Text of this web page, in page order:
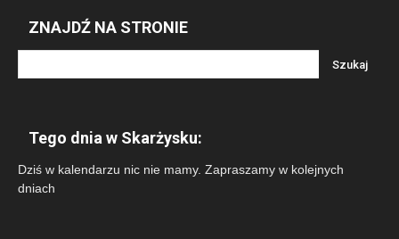
ZNAJDŹ NA STRONIE
Tego dnia w Skarżysku:
Dziś w kalendarzu nic nie mamy. Zapraszamy w kolejnych
dniach